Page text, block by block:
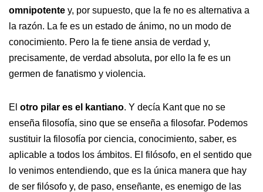
omnipotente y, por supuesto, que la fe no es alternativa a
la razón. La fe es un estado de ánimo, no un modo de
conocimiento. Pero la fe tiene ansia de verdad y,
precisamente, de verdad absoluta, por ello la fe es un
germen de fanatismo y violencia.
El otro pilar es el kantiano. Y decía Kant que no se
enseña filosofía, sino que se enseña a filosofar. Podemos
sustituir la filosofía por ciencia, conocimiento, saber, es
aplicable a todos los ámbitos. El filósofo, en el sentido que
lo venimos entendiendo, que es la única manera que hay
de ser filósofo y, de paso, enseñante, es enemigo de las